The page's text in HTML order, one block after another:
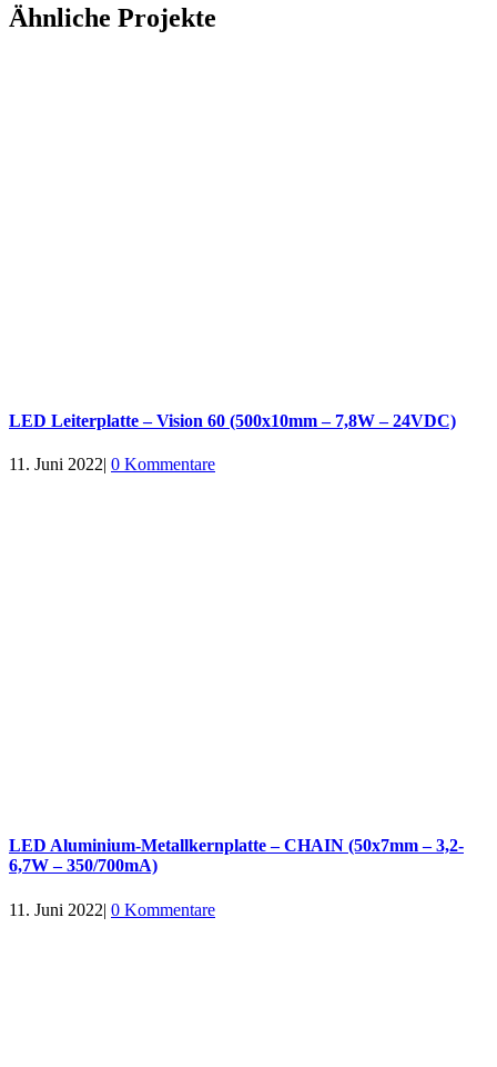
Ähnliche Projekte
LED Leiterplatte – Vision 60 (500x10mm – 7,8W – 24VDC)
11. Juni 2022| 0 Kommentare
LED Aluminium-Metallkernplatte – CHAIN (50x7mm – 3,2-
6,7W – 350/700mA)
11. Juni 2022| 0 Kommentare